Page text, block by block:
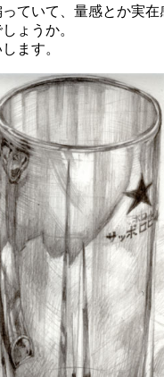
ていて、量感とか実
ょうか。
ます。